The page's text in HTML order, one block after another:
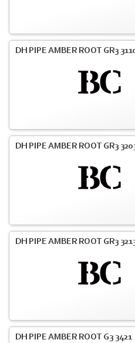
DH PIPE AMBER ROOT GR3
DH PIPE AMBER ROOT GR3
DH PIPE AMBER ROOT GR3
DH PIPE AMBER ROOT G3 3421